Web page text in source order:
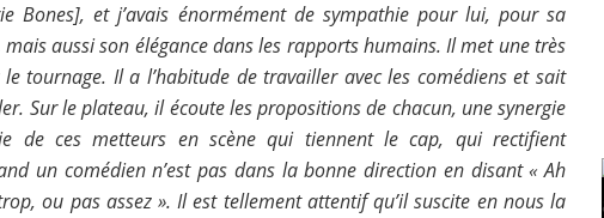
Bones], et j’avais énormément de sympathie pour lui, pour sa
aussi son élégance dans les rapports humains. Il met une très
tournage. Il a l’habitude de travailler avec les comédiens et sait
Sur le plateau, il écoute les propositions de chacun, une synergie
de ces metteurs en scène qui tiennent le cap, qui rectifient
un comédien n’est pas dans la bonne direction en disant « Ah
ou pas assez ». Il est tellement attentif qu’il suscite en nous la